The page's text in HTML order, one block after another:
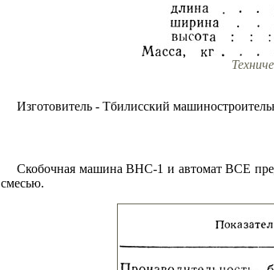
Изготовитель - Тбилисский
Скобочная машина ВНС-1 и автомат ВСЕ
смесью.